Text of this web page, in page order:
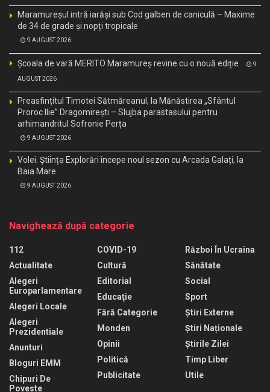
Maramureșul intră iarăși sub Cod galben de caniculă – Maxime
de 34 de grade și nopți tropicale
9 AUGUST 2026
Școala de vară MERITO Maramureș revine cu o nouă ediție 9
AUGUST 2026
Preasfințitul Timotei Sătmăreanul, la Mănăstirea „Sfântul
Proroc Ilie” Dragomirești – Slujba parastasului pentru
arhimandritul Sofronie Perța
9 AUGUST 2026
Volei. Știința Explorări începe noul sezon cu Arcada Galați, la
Baia Mare
9 AUGUST 2026
Navighează după categorie
112
Actualitate
Alegeri
Europarlamentare
Alegeri Locale
Alegeri
Prezidentiale
Anunturi
Bloguri EMM
Chipuri De
Poveste
COVID-19
Cultură
Editorial
Educaţie
Fără Categorie
Monden
Opinii
Politică
Publicitate
Război În Ucraina
Sănătate
Social
Sport
Știri Externe
Știri Naționale
Știrile Zilei
Timp Liber
Utile